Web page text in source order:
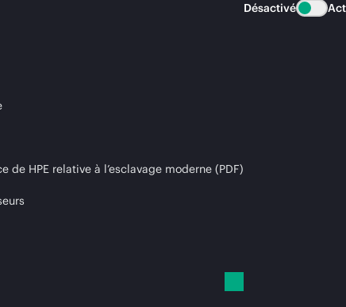
de HPE relative à l’esclavage moderne (PDF)
Désactivé